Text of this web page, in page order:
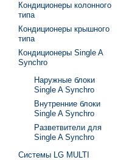
Кондиционеры колонного
типа
Кондиционеры крышного
типа
Кондиционеры Single A
Synchro
Наружные блоки
Single A Synchro
Внутренние блоки
Single A Synchro
Разветвители для
Single A Synchro
Системы LG MULTI